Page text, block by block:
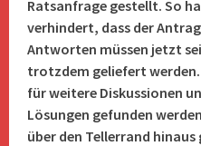
Ratsanfrage gestellt. So
verhindert, dass der
Antworten müssen jetzt
trotzdem geliefert werden.
für weitere Diskussionen
Lösungen gefunden
über den Tellerrand hinaus